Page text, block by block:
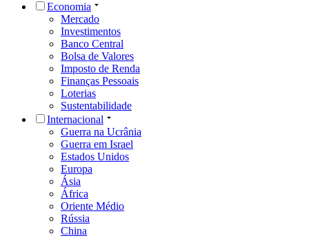
Economia
Mercado
Investimentos
Banco Central
Bolsa de Valores
Imposto de Renda
Finanças Pessoais
Loterias
Sustentabilidade
Internacional
Guerra na Ucrânia
Guerra em Israel
Estados Unidos
Europa
Ásia
África
Oriente Médio
Rússia
China